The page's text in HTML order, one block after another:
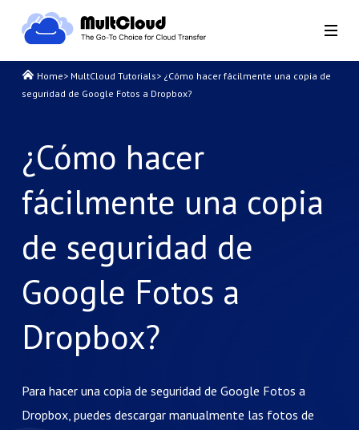
Home> MultCloud Tutorials> ¿Cómo hacer fácilmente una copia de
seguridad de Google Fotos a Dropbox?
¿Cómo hacer
fácilmente una copia
de seguridad de
Google Fotos a
Dropbox?
Para hacer una copia de seguridad de Google Fotos a
Dropbox, puedes descargar manualmente las fotos de